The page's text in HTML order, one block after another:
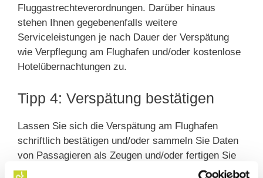
Fluggastrechteverordnungen. Darüber hinaus
stehen Ihnen gegebenenfalls weitere
Serviceleistungen je nach Dauer der Verspätung
wie Verpflegung am Flughafen und/oder kostenlose
Hotelübernachtungen zu.
Tipp 4: Verspätung bestätigen
Lassen Sie sich die Verspätung am Flughafen
schriftlich bestätigen und/oder sammeln Sie Daten
von Passagieren als Zeugen und/oder fertigen Sie
Fotos von der Abflugtafel, woraus sich die